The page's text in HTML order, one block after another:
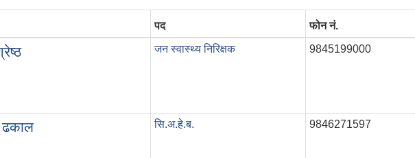
पद फोन नं.
जन स्वास्थ्य निरिक्षक 9845199000
ढकाल सि.अ.हे.ब. 9846271597